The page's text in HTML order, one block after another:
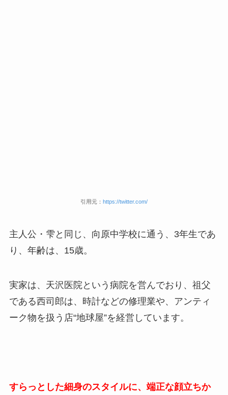
引用元： https://twitter.com/
主人公・雫と同じ、向原中学校に通う、3年生であ
り、年齢は、15歳。
実家は、天沢医院という病院を営んでおり、祖父
である西司郎は、時計などの修理業や、アンティ
ーク物を扱う店“地球屋”を経営しています。
すらっとした細身のスタイルに、端正な顔立ちか